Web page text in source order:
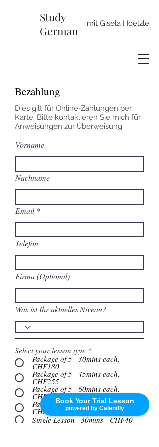
Book Your Trial Lesson
powered by Calendly
Study
German
mit Gisela Hoelzle
Bezahlung
Vorname
Nachname
Email
Telefon
Firma (Optional)
Was ist Ihr aktuelles Niveau?
Select your lesson type *
Package of 5 - 30mins each. -
CHF180
Package of 5 - 45mins each. -
CHF255
Package of 5 - 60mins each. -
CHF325
Package of 5 - 90mins each. -
CHF470
Single Lesson - 30mins - CHF40
Dies gilt für Online-Zahlungen per
Karte. Bitte kontaktieren Sie mich für
Anweisungen zur Überweisung.